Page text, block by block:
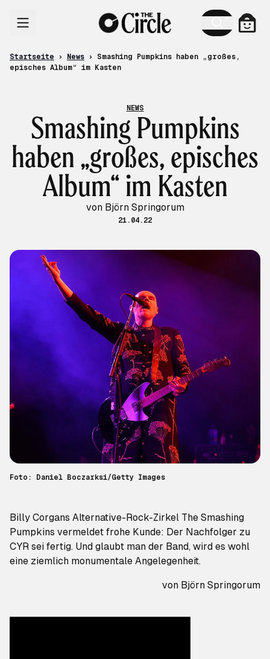
Startseite › News ›
Smashing Pumpkins haben „großes,
episches Album“ im Kasten
NEWS
Smashing Pumpkins
haben „großes, episches
Album“ im Kasten
von Björn Springorum
21.04.22
Foto: Daniel Boczarksi/Getty Images
Billy Corgans Alternative-Rock-Zirkel The Smashing
Pumpkins vermeldet frohe Kunde: Der Nachfolger zu
CYR sei fertig. Und glaubt man der Band, wird es wohl
eine ziemlich monumentale Angelegenheit.
von Björn Springorum